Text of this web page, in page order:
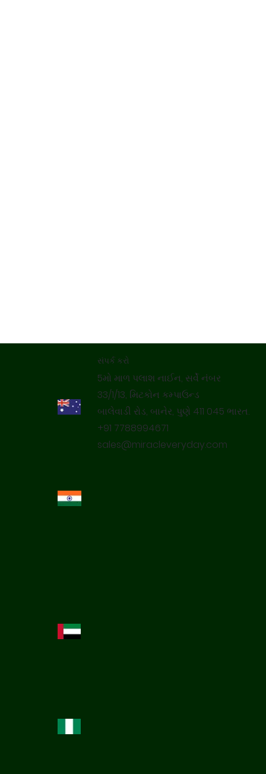
સંપર્ક કરો
5મો માળ પલાશ નાઈન, સર્વે નંબર
33/1/13, મિટકોન કમ્પાઉન્ડ
બાલેવાડી રોડ, બાનેર, પુણે 411 045 ભારત.
+91 7788994671
sales@miracleveryday.com